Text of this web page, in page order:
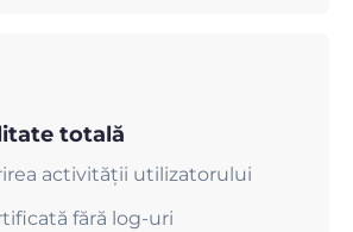
totală
activității utilizatorului
fără log-uri